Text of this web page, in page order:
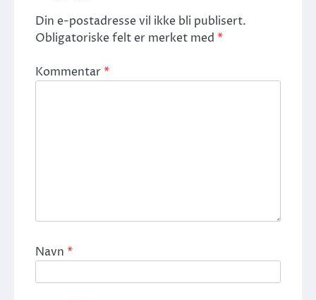
Din e-postadresse vil ikke bli publisert.
Obligatoriske felt er merket med *
Kommentar*
Navn *